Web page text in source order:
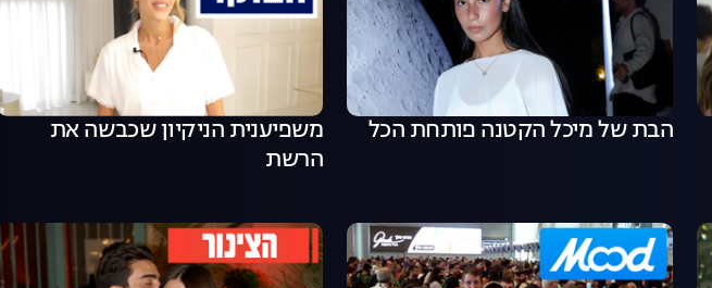
הבת של מיכל הקטנה פותחת הכל
משפיענית הניקיון שכבשה את
הרשת